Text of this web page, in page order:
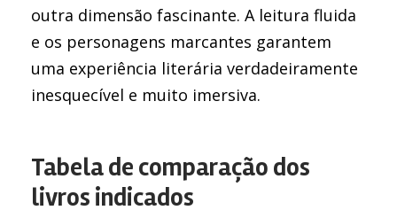
outra dimensão fascinante. A leitura fluida
e os personagens marcantes garantem
uma experiência literária verdadeiramente
inesquecível e muito imersiva.
Tabela de comparação dos
livros indicados